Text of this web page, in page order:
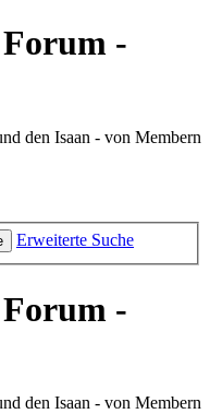
-
den Isaan - von Membern
Erweiterte Suche
-
den Isaan - von Membern